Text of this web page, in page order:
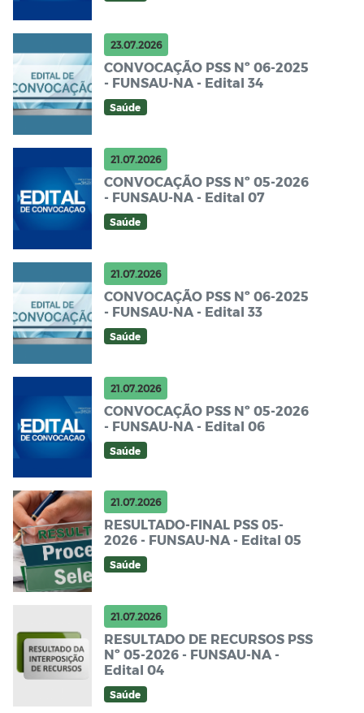
23.07.2026
CONVOCAÇÃO PSS Nº 06-2025
- FUNSAU-NA - Edital 34
Saúde
21.07.2026
CONVOCAÇÃO PSS Nº 05-2026
- FUNSAU-NA - Edital 07
Saúde
21.07.2026
CONVOCAÇÃO PSS Nº 06-2025
- FUNSAU-NA - Edital 33
Saúde
21.07.2026
CONVOCAÇÃO PSS Nº 05-2026
- FUNSAU-NA - Edital 06
Saúde
21.07.2026
RESULTADO-FINAL PSS 05-
2026 - FUNSAU-NA - Edital 05
Saúde
21.07.2026
RESULTADO DE RECURSOS PSS
Nº 05-2026 - FUNSAU-NA -
Edital 04
Saúde